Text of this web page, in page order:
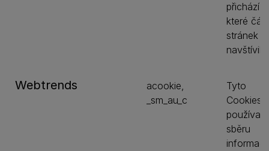
přichází a
které část
stránek
navštívili
Webtrends
acookie,
_sm_au_c
Tyto
Cookies
používají
sběru